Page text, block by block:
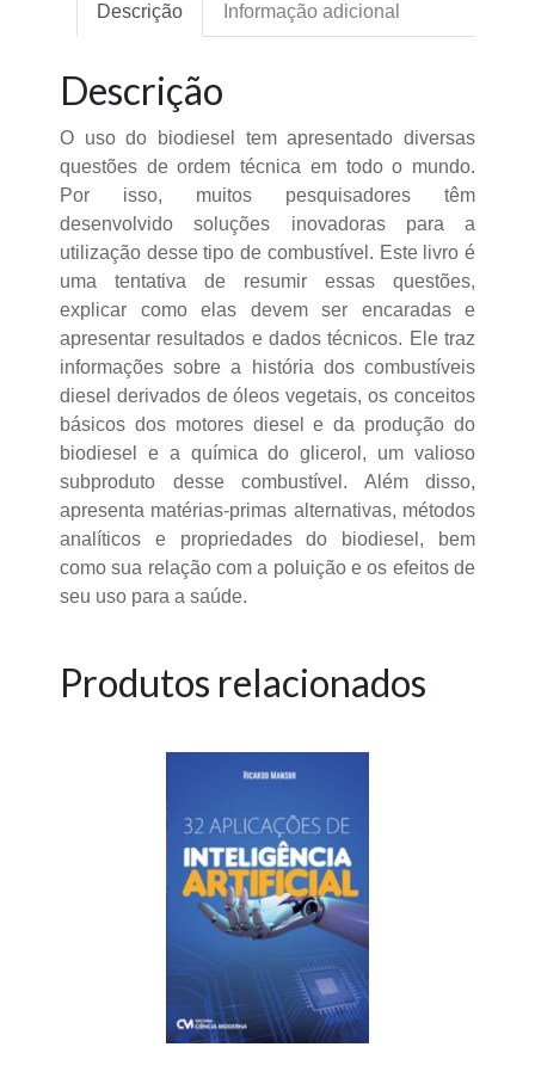
Descrição Informação adicional
Descrição
O uso do biodiesel tem apresentado diversas
questões de ordem técnica em todo o mundo.
Por isso, muitos pesquisadores têm
desenvolvido soluções inovadoras para a
utilização desse tipo de combustível. Este livro é
uma tentativa de resumir essas questões,
explicar como elas devem ser encaradas e
apresentar resultados e dados técnicos. Ele traz
informações sobre a história dos combustíveis
diesel derivados de óleos vegetais, os conceitos
básicos dos motores diesel e da produção do
biodiesel e a química do glicerol, um valioso
subproduto desse combustível. Além disso,
apresenta matérias-primas alternativas, métodos
analíticos e propriedades do biodiesel, bem
como sua relação com a poluição e os efeitos de
seu uso para a saúde.
Produtos relacionados